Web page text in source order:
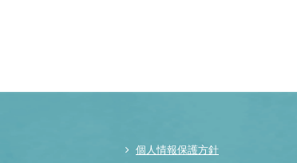
個人情報保護方針